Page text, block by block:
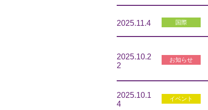
2025.11.4 国際
2025.10.2
2
お知らせ
2025.10.1
4
イベント